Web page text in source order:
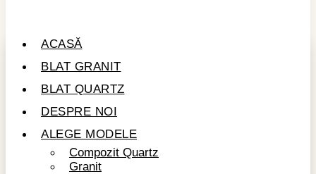
ACASĂ
BLAT GRANIT
BLAT QUARTZ
DESPRE NOI
ALEGE MODELE
Compozit Quartz
Granit